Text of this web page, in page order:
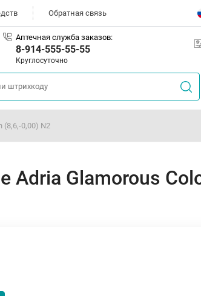
Обратная связь
Аптечная служба заказов:
8-914-555-55-55
Круглосуточно
(8,6,-0,00) N2
Adria Glamorous